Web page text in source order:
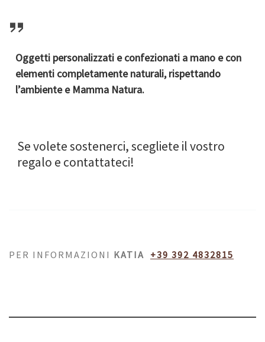
Oggetti personalizzati e confezionati a mano e con
elementi completamente naturali, rispettando
l’ambiente e Mamma Natura.
Se volete sostenerci, scegliete il vostro
regalo e contattateci!
PER INFORMAZIONI KATIA +39 392 4832815